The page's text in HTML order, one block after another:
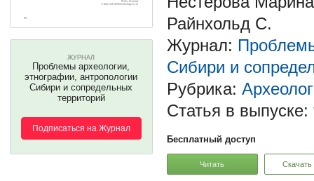
ЖУРНАЛ
Проблемы археологии,
этнографии, антропологии
Сибири и сопредельных
территорий
Подписаться на Журнал
Райнхольд С.
Журнал:
Сибири и
Рубрика:
Статья в выпуске:
Бесплатный доступ
Читать Скачать